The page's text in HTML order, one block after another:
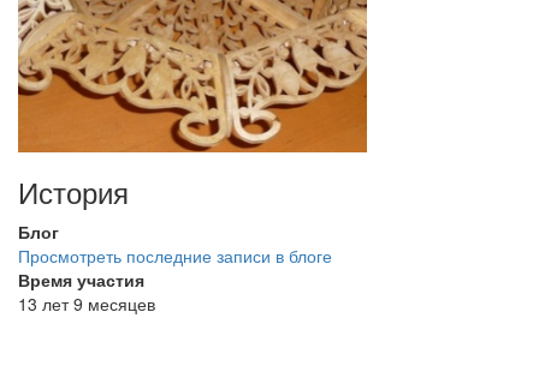
История
Блог
Просмотреть последние записи в блоге
Время участия
13 лет 9 месяцев